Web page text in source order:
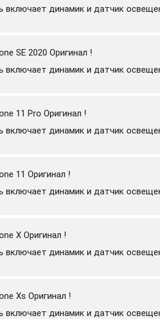
включает динамик и датчик
SE 2020 Оригинал !
включает динамик и датчик
11 Pro Оригинал !
включает динамик и датчик
11 Оригинал !
включает динамик и датчик
X Оригинал !
включает динамик и датчик
Xs Оригинал !
включает динамик и датчик